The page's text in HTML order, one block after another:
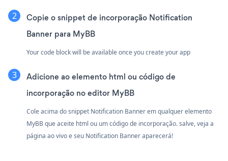
Copie o snippet de incorporação Notification
Banner para MyBB
Your code block will be available once you create your app
Adicione ao elemento html ou código de
incorporação no editor MyBB
Cole acima do snippet Notification Banner em qualquer elemento
MyBB que aceite html ou um código de incorporação. salve, veja a
página ao vivo e seu Notification Banner aparecerá!